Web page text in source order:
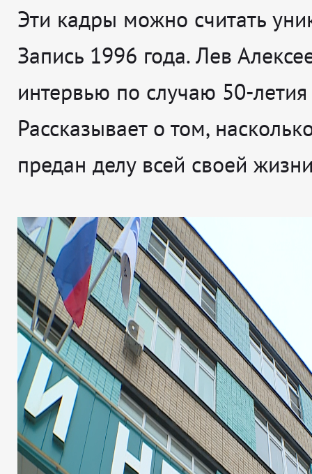
Эти кадры можно считать
Запись 1996 года. Лев
интервью по случаю 50-летия
Рассказывает о том,
предан делу всей своей